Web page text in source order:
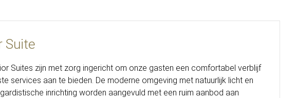
Suite
Suites zijn met zorg ingericht om onze gasten een comfortabel verblijf
services aan te bieden. De moderne omgeving met natuurlijk licht en
inrichting worden aangevuld met een ruim aanbod aan